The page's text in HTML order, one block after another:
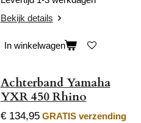
Bekijk details
In winkelwagen
Achterband Yamaha
YXR 450 Rhino
€ 134,95 GRATIS verzending